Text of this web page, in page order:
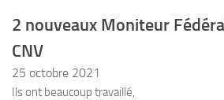
INFOS CNV
Contacts
2 nouveaux Moniteur
CNV
25 octobre 2021
Ils ont beaucoup travaillé,